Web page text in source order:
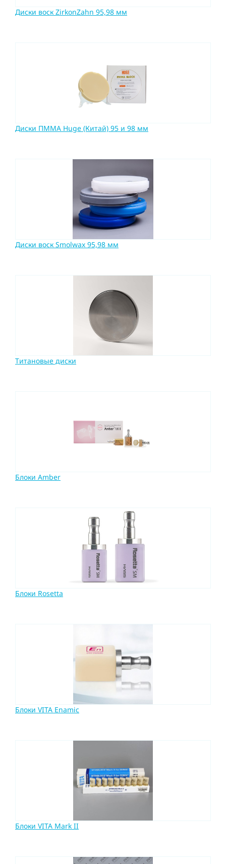
Диски воск ZirkonZahn 95,98 мм
Диски ПММА Huge (Китай) 95 и 98 мм
Диски воск Smolwax 95,98 мм
Титановые диски
Блоки Amber
Блоки Rosetta
Блоки VITA Enamic
Блоки VITA Mark II